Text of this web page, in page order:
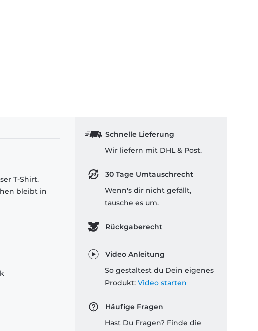
T-Shirt.
bleibt in
Schnelle Lieferung
Wir liefern mit DHL & Post.
30 Tage Umtauschrecht
Wenn's dir nicht gefällt,
tausche es um.
Rückgaberecht
Video Anleitung
So gestaltest du Dein eigenes
Produkt: Video starten
Häufige Fragen
Hast Du Fragen? Finde die